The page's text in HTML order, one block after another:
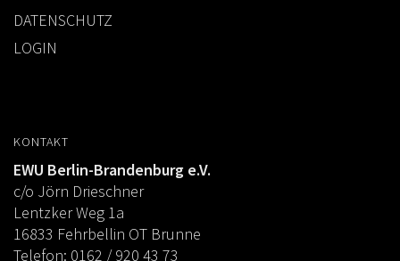
DATENSCHUTZ
LOGIN
KONTAKT
EWU Berlin-Brandenburg e.V.
c/o Jörn Drieschner
Lentzker Weg 1a
16833 Fehrbellin OT Brunne
Telefon: 0162 / 920 43 73